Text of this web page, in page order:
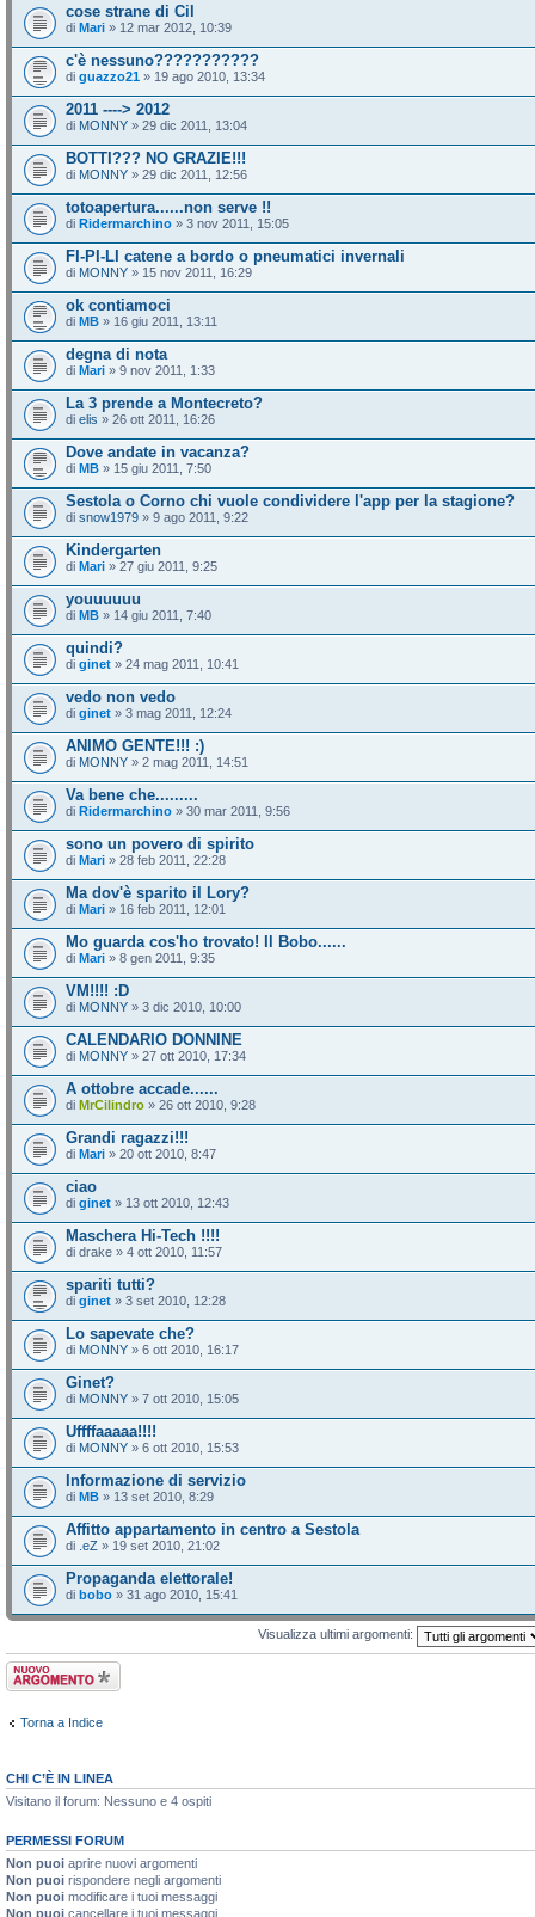
cose strane di Cil
di Mari » 12 mar 2012, 10:39
c'è nessuno???????????
di guazzo21 » 19 ago 2010, 13:34
2011 ----> 2012
di MONNY » 29 dic 2011, 13:04
BOTTI??? NO GRAZIE!!!
di MONNY » 29 dic 2011, 12:56
totoapertura......non serve !!
di Ridermarchino » 3 nov 2011, 15:05
FI-PI-LI catene a bordo o pneumatici invernali
di MONNY » 15 nov 2011, 16:29
ok contiamoci
di MB » 16 giu 2011, 13:11
degna di nota
di Mari » 9 nov 2011, 1:33
La 3 prende a Montecreto?
di elis » 26 ott 2011, 16:26
Dove andate in vacanza?
di MB » 15 giu 2011, 7:50
Sestola o Corno chi vuole condividere l'app per la stagione?
di snow1979 » 9 ago 2011, 9:22
Kindergarten
di Mari » 27 giu 2011, 9:25
youuuuuu
di MB » 14 giu 2011, 7:40
quindi?
di ginet » 24 mag 2011, 10:41
vedo non vedo
di ginet » 3 mag 2011, 12:24
ANIMO GENTE!!! :)
di MONNY » 2 mag 2011, 14:51
Va bene che.........
di Ridermarchino » 30 mar 2011, 9:56
sono un povero di spirito
di Mari » 28 feb 2011, 22:28
Ma dov'è sparito il Lory?
di Mari » 16 feb 2011, 12:01
Mo guarda cos'ho trovato! Il Bobo......
di Mari » 8 gen 2011, 9:35
VM!!!! :D
di MONNY » 3 dic 2010, 10:00
CALENDARIO DONNINE
di MONNY » 27 ott 2010, 17:34
A ottobre accade......
di MrCilindro » 26 ott 2010, 9:28
Grandi ragazzi!!!
di Mari » 20 ott 2010, 8:47
ciao
di ginet » 13 ott 2010, 12:43
Maschera Hi-Tech !!!!
di drake » 4 ott 2010, 11:57
spariti tutti?
di ginet » 3 set 2010, 12:28
Lo sapevate che?
di MONNY » 6 ott 2010, 16:17
Ginet?
di MONNY » 7 ott 2010, 15:05
Uffffaaaaa!!!!
di MONNY » 6 ott 2010, 15:53
Informazione di servizio
di MB » 13 set 2010, 8:29
Affitto appartamento in centro a Sestola
di .eZ » 19 set 2010, 21:02
Propaganda elettorale!
di bobo » 31 ago 2010, 15:41
Visualizza ultimi argomenti:
Scrivi un nuovo
argomento
Torna a Indice
CHI C’È IN LINEA
Visitano il forum: Nessuno e 4 ospiti
PERMESSI FORUM
Non puoi aprire nuovi argomenti
Non puoi rispondere negli argomenti
Non puoi modificare i tuoi messaggi
Non puoi cancellare i tuoi messaggi